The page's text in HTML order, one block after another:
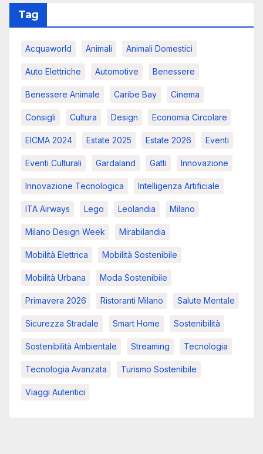
Tag
Acquaworld Animali Animali Domestici
Auto Elettriche Automotive Benessere
Benessere Animale Caribe Bay Cinema
Consigli Cultura Design Economia Circolare
EICMA 2024 Estate 2025 Estate 2026 Eventi
Eventi Culturali Gardaland Gatti Innovazione
Innovazione Tecnologica Intelligenza Artificiale
ITA Airways Lego Leolandia Milano
Milano Design Week Mirabilandia
Mobilità Elettrica Mobilità Sostenibile
Mobilità Urbana Moda Sostenibile
Primavera 2026 Ristoranti Milano Salute Mentale
Sicurezza Stradale Smart Home Sostenibilità
Sostenibilità Ambientale Streaming Tecnologia
Tecnologia Avanzata Turismo Sostenibile
Viaggi Autentici